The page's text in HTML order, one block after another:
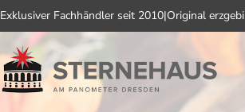
Hauptinhalt springen
Zur Suche springen
Zur Hauptnavigation springen
Exklusiver Fachhändler seit 2010|Original